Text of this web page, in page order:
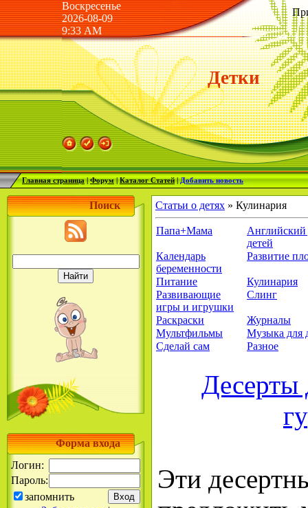
Воскресенье
2026-08-09
9:33 AM
Детки
Главная страница|Форум|Каталог Статей|Добавить новость
Поиск
Форма входа
Логин:
Пароль:
запомнить
Статьи о детях » Кулинария
Папа+Мама
Английский
детей
Календарь
беременности
Развитие
Питание
Кулинария
Развивающие
игры и игрушки
Слинг
Раскраски
Журналы
Мультфильмы
Музыка для
Сделай сам
Разное
Десерты
Эти